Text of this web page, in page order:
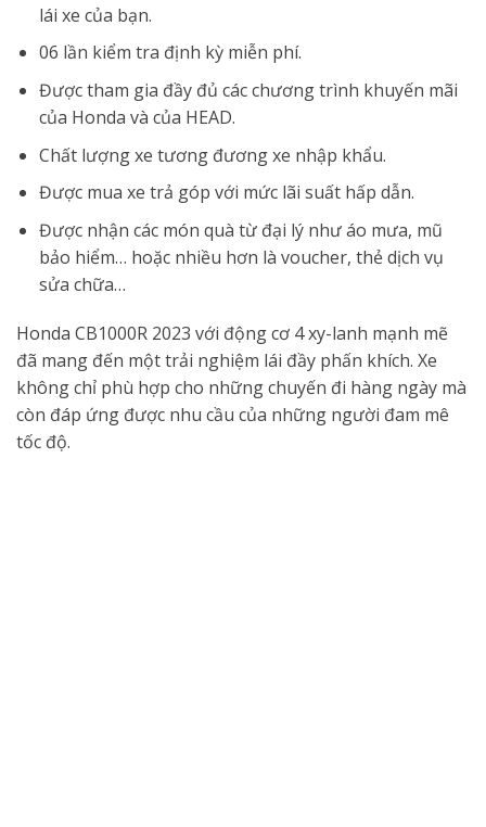
lái xe của bạn.
06 lần kiểm tra định kỳ miễn phí.
Được tham gia đầy đủ các chương trình khuyến mãi
của Honda và của HEAD.
Chất lượng xe tương đương xe nhập khẩu.
Được mua xe trả góp với mức lãi suất hấp dẫn.
Được nhận các món quà từ đại lý như áo mưa, mũ
bảo hiểm… hoặc nhiều hơn là voucher, thẻ dịch vụ
sửa chữa…
Honda CB1000R 2023 với động cơ 4 xy-lanh mạnh mẽ
đã mang đến một trải nghiệm lái đầy phấn khích. Xe
không chỉ phù hợp cho những chuyến đi hàng ngày mà
còn đáp ứng được nhu cầu của những người đam mê
tốc độ.